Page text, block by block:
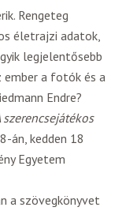
Rengeteg
életrajzi adatok,
legjelentősebb
a fotók és a
Endre?
szerencsejátékos
án, kedden 18
Egyetem
a szövegkönyvet